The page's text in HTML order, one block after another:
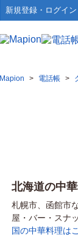
新規登録・ログイン
Mapion > 電話帳 >
北海道の中
札幌市、函館市
屋・バー・スナ
国の中華料理は